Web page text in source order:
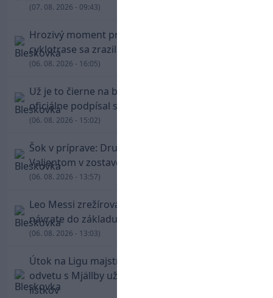
(07. 08. 2026 - 09:43)
Hrozivý moment pre Zdena Cháru! Na
cyklotrase sa zrazil s bežcom
(06. 08. 2026 - 16:05)
Už je to čierne na bielom: Mohamed Salah
oficiálne podpísal s Trabzonsporom
(06. 08. 2026 - 15:02)
Šok v príprave: Druholigová Mallorca s
Valjentom v zostave zdolala PSG
(06. 08. 2026 - 13:57)
Leo Messi zrežíroval obrat Interu Miami, pri
návrate do základu strelil dva góly
(06. 08. 2026 - 13:03)
Útok na Ligu majstrov láka! Slovan hlási na
odvetu s Mjällby už viac ako 13-tisíc predaných
lístkov